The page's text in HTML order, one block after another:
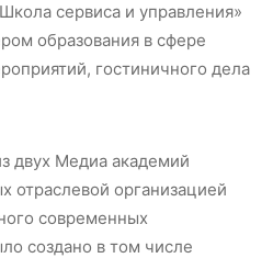
сервиса и управления»
образования в сфере
гостиничного дела
двух Медиа академий
отраслевой организацией
современных
создано в том числе